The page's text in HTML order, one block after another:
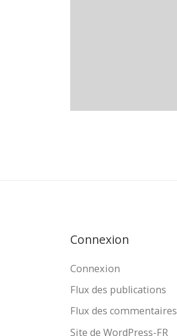
Connexion
Connexion
Flux des publications
Flux des commentaires
Site de WordPress-FR